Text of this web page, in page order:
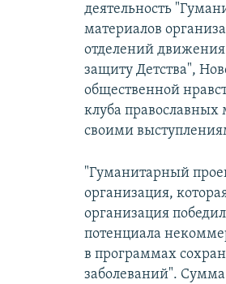
деятельность
материалов
отделений движения
защиту Детства",
общественной
клуба православных
своими
"Гуманитарный
организация,
организация
потенциала
в программах
заболеваний". Сумма